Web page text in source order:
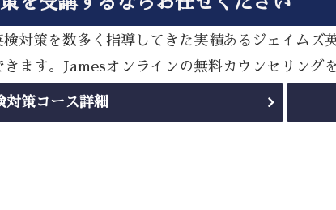
対策を数多く指導してきた実績あるジェイム
ます。Jamesオンラインの無料カウンセリング
対策コース詳細